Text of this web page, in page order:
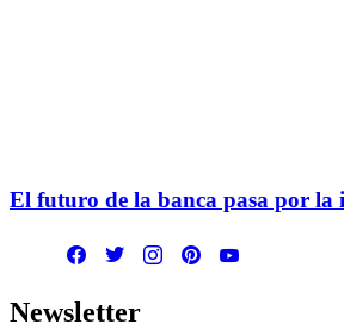
El futuro de la banca pasa por la
Newsletter